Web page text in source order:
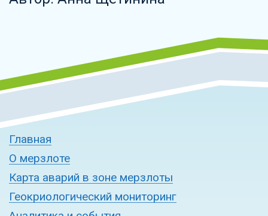
Главная
О мерзлоте
Карта аварий в зоне мерзлоты
Геокриологический мониторинг